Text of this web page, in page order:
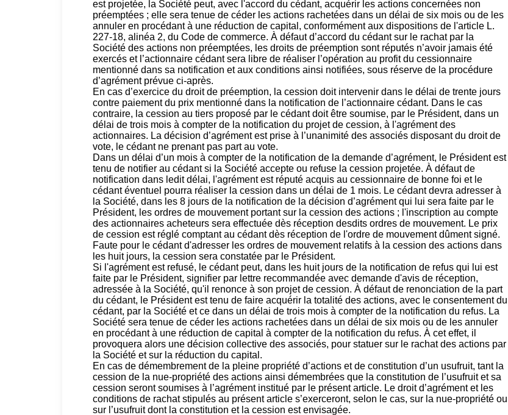
est projetée, la Société peut, avec l'accord du cédant, acquérir les actions concernées non
préemptées ; elle sera tenue de céder les actions rachetées dans un délai de six mois ou de les
annuler en procédant à une réduction de capital, conformément aux dispositions de l'article L.
227-18, alinéa 2, du Code de commerce. À défaut d’accord du cédant sur le rachat par la
Société des actions non préemptées, les droits de préemption sont réputés n’avoir jamais été
exercés et l’actionnaire cédant sera libre de réaliser l’opération au profit du cessionnaire
mentionné dans sa notification et aux conditions ainsi notifiées, sous réserve de la procédure
d’agrément prévue ci-après.
En cas d’exercice du droit de préemption, la cession doit intervenir dans le délai de trente jours
contre paiement du prix mentionné dans la notification de l’actionnaire cédant. Dans le cas
contraire, la cession au tiers proposé par le cédant doit être soumise, par le Président, dans un
délai de trois mois à compter de la notification du projet de cession, à l'agrément des
actionnaires. La décision d’agrément est prise à l’unanimité des associés disposant du droit de
vote, le cédant ne prenant pas part au vote.
Dans un délai d’un mois à compter de la notification de la demande d’agrément, le Président est
tenu de notifier au cédant si la Société accepte ou refuse la cession projetée. À défaut de
notification dans ledit délai, l'agrément est réputé acquis au cessionnaire de bonne foi et le
cédant éventuel pourra réaliser la cession dans un délai de 1 mois. Le cédant devra adresser à
la Société, dans les 8 jours de la notification de la décision d’agrément qui lui sera faite par le
Président, les ordres de mouvement portant sur la cession des actions ; l'inscription au compte
des actionnaires acheteurs sera effectuée dès réception desdits ordres de mouvement. Le prix
de cession est réglé comptant au cédant dès réception de l'ordre de mouvement dûment signé.
Faute pour le cédant d'adresser les ordres de mouvement relatifs à la cession des actions dans
les huit jours, la cession sera constatée par le Président.
Si l'agrément est refusé, le cédant peut, dans les huit jours de la notification de refus qui lui est
faite par le Président, signifier par lettre recommandée avec demande d'avis de réception,
adressée à la Société, qu'il renonce à son projet de cession. À défaut de renonciation de la part
du cédant, le Président est tenu de faire acquérir la totalité des actions, avec le consentement du
cédant, par la Société et ce dans un délai de trois mois à compter de la notification du refus. La
Société sera tenue de céder les actions rachetées dans un délai de six mois ou de les annuler
en procédant à une réduction de capital à compter de la notification du refus. À cet effet, il
provoquera alors une décision collective des associés, pour statuer sur le rachat des actions par
la Société et sur la réduction du capital.
En cas de démembrement de la pleine propriété d’actions et de constitution d’un usufruit, tant la
cession de la nue-propriété des actions ainsi démembrées que la constitution de l’usufruit et sa
cession seront soumises à l’agrément institué par le présent article. Le droit d’agrément et les
conditions de rachat stipulés au présent article s’exerceront, selon le cas, sur la nue-propriété ou
sur l’usufruit dont la constitution et la cession est envisagée.